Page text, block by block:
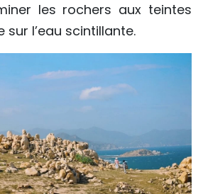
les rochers aux teintes
l’eau scintillante.